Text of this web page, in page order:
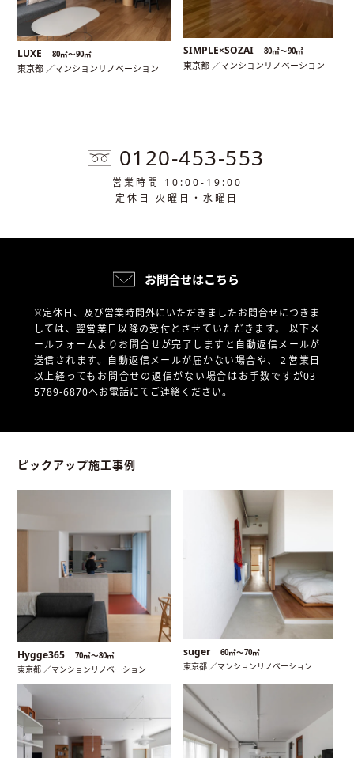
LUXE 80㎡〜90㎡
東京都 ／マンションリノベーション
SIMPLE×SOZAI 80㎡〜90㎡
東京都 ／マンションリノベーション
0120-453-553
営業時間 10:00-19:00
定休日 火曜日・水曜日
お問合せはこちら
※定休日、及び営業時間外にいただきましたお問合せにつきま
しては、翌営業日以降の受付とさせていただきます。 以下メ
ールフォームよりお問合せが完了しますと自動返信メールが
送信されます。自動返信メールが届かない場合や、
２営業日
以上経ってもお問合せの返信がない場合はお手数ですが03-
5789-6870へお電話にてご連絡ください。
ピックアップ施工事例
Hygge365 70㎡〜80㎡
東京都 ／マンションリノベーション
suger 60㎡〜70㎡
東京都 ／マンションリノベーション